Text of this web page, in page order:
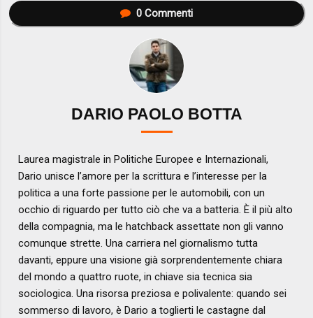
0Commenti
DARIO PAOLO BOTTA
Laurea magistrale in Politiche Europee e Internazionali,
Dario unisce l’amore per la scrittura e l’interesse per la
politica a una forte passione per le automobili, con un
occhio di riguardo per tutto ciò che va a batteria. È il più alto
della compagnia, ma le hatchback assettate non gli vanno
comunque strette. Una carriera nel giornalismo tutta
davanti, eppure una visione già sorprendentemente chiara
del mondo a quattro ruote, in chiave sia tecnica sia
sociologica. Una risorsa preziosa e polivalente: quando sei
sommerso di lavoro, è Dario a toglierti le castagne dal